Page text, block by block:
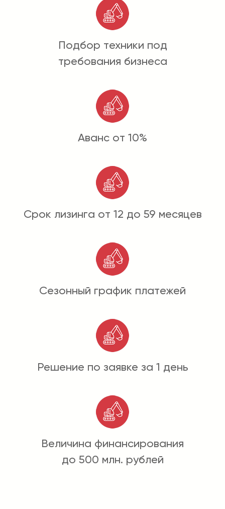
Подбор техники под
требования бизнеса
Аванс от 10%
Срок лизинга от 12 до 59 месяцев
Сезонный график платежей
Решение по заявке за 1 день
Величина финансирования
до 500 млн. рублей